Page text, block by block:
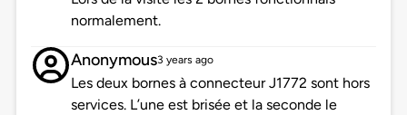
normalement.
Anonymous3 years ago
Les deux bornes à connecteur J1772 sont hors
services. L’une est brisée et la seconde le